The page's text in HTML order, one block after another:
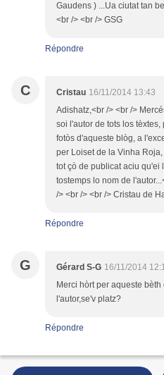
Gaudens ) ...Ua ciutat tan
<br /> <br /> GSG
Répondre
C Cristau 16/11/2014 13:43
Adishatz,<br /> <br />
soi l'autor de tots los
fotòs d'aqueste blòg, a
per Loiset de la Vinha
tot çò de publicat aciu qu'ei
tostemps lo nom de
/> <br /> <br /> Cristau de
Répondre
G Gérard S-G 16/11/2014
Merci hòrt per aqueste
l'autor,se'v platz?
Répondre